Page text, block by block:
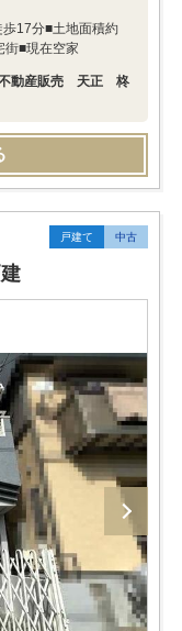
17分■土地面積約
街■現在空家
不動産販売 天正 柊
戸建て 中古